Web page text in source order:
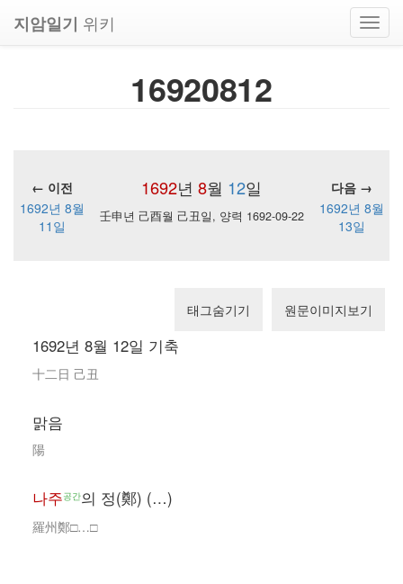
지암일기 위키
16920812
1692년 8월 12일
← 이전
다음 →
1692년 8월
11일
壬申년 己酉월 己丑일, 양력 1692-09-22
1692년 8월
13일
태그숨기기 원문이미지보기
1692년 8월 12일 기축
十二日 己丑
맑음
陽
나주공간의 정(鄭) (…)
羅州鄭□…□